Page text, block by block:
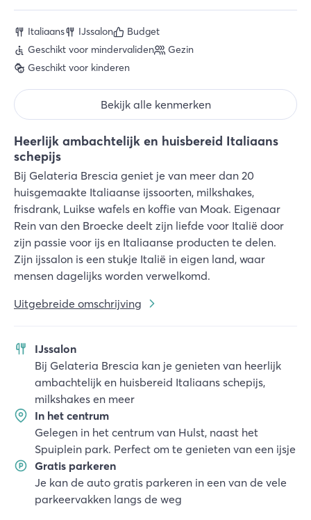
Heerlijk ambachtelijk en huisbereid Italiaans
schepijs
Bij Gelateria Brescia geniet je van meer dan 20
huisgemaakte Italiaanse ijssoorten, milkshakes,
frisdrank, Luikse wafels en koffie van Moak. Eigenaar
Rein van den Broecke deelt zijn liefde voor Italië door
zijn passie voor ijs en Italiaanse producten te delen.
Zijn ijssalon is een stukje Italië in eigen land, waar
mensen dagelijks worden verwelkomd.
Uitgebreide omschrijving
IJssalon
Bij Gelateria Brescia kan je genieten van heerlijk
ambachtelijk en huisbereid Italiaans schepijs,
milkshakes en meer
In het centrum
Gelegen in het centrum van Hulst, naast het
Spuiplein park. Perfect om te genieten van een ijsje
Gratis parkeren
Je kan de auto gratis parkeren in een van de vele
parkeervakken langs de weg
Italiaans IJssalon
Budget
Geschikt voor mindervaliden
Gezin
Geschikt voor kinderen
Bekijk alle kenmerken